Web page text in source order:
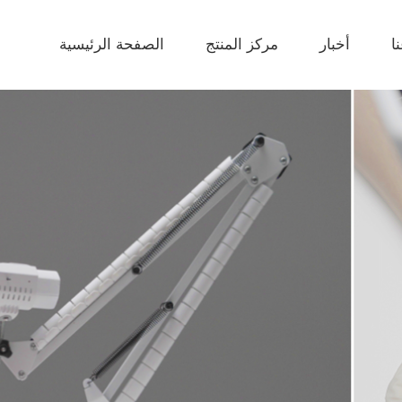
الصفحة الرئيسية مركز المنتج أخبار